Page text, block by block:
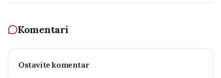
Komentari
Ostavite komentar